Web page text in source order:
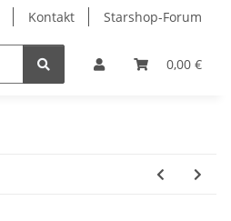
Kontakt Starshop-Forum
0,00 €